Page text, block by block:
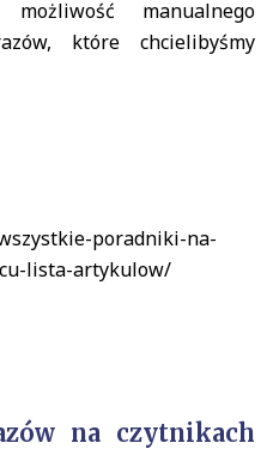
manualnego
które chcielibyśmy
poradniki-na-
lista-artykulow/
na czytnikach